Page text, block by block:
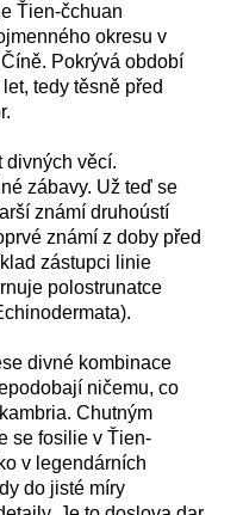
Ťien-čchuan
okresu v
Pokrývá období
tedy těsně před
divných věcí.
zábavy. Už teď se
známí druhoústí
známí z doby před
zástupci linie
polostrunatce
divné kombinace
ničemu, co
Chutným
se fosilie v Ťien-
v legendárních
do jisté míry